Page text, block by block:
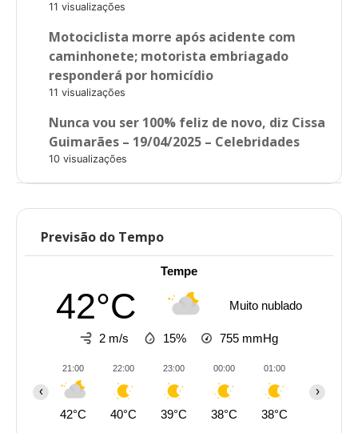
11 visualizações
Motociclista morre após acidente com
caminhonete; motorista embriagado
responderá por homicídio
11 visualizações
Nunca vou ser 100% feliz de novo, diz Cissa
Guimarães – 19/04/2025 – Celebridades
10 visualizações
Previsão do Tempo
Tempe
42°C Muito nublado
2 m/s 15% 755 mmHg
21:00
42°C
22:00
40°C
23:00
39°C
00:00
38°C
01:00
38°C
‹ ›